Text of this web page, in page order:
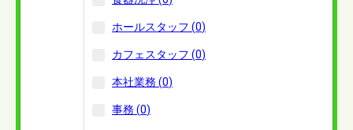
ホールスタッフ (0)
カフェスタッフ (0)
本社業務 (0)
事務 (0)